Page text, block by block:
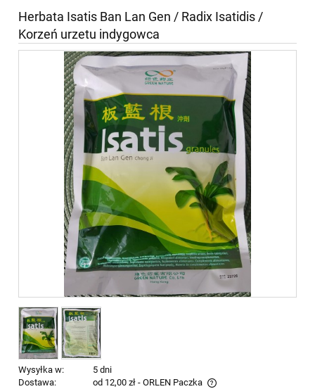
Herbata Isatis Ban Lan Gen / Radix Isatidis /
Korzeń urzetu indygowca
Wysyłka w:
5 dni
Dostawa:
od 12,00 zł - ORLEN Paczka